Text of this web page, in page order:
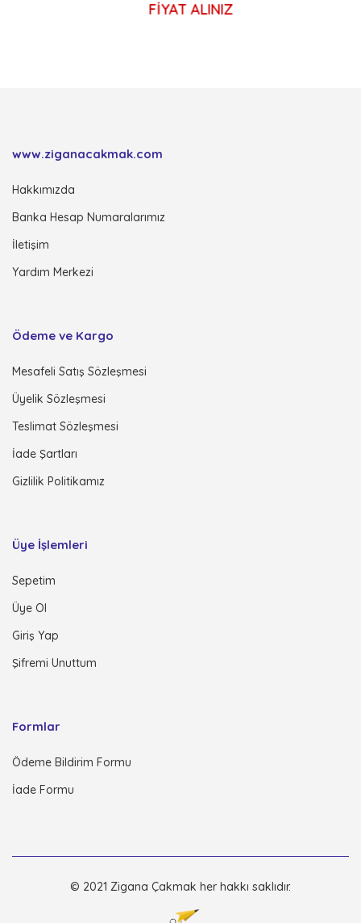
FİYAT ALINIZ
www.ziganacakmak.com
Hakkımızda
Banka Hesap Numaralarımız
İletişim
Yardım Merkezi
Ödeme ve Kargo
Mesafeli Satış Sözleşmesi
Üyelik Sözleşmesi
Teslimat Sözleşmesi
İade Şartları
Gizlilik Politikamız
Üye İşlemleri
Sepetim
Üye Ol
Giriş Yap
Şifremi Unuttum
Formlar
Ödeme Bildirim Formu
İade Formu
© 2021 Zigana Çakmak her hakkı saklıdır.